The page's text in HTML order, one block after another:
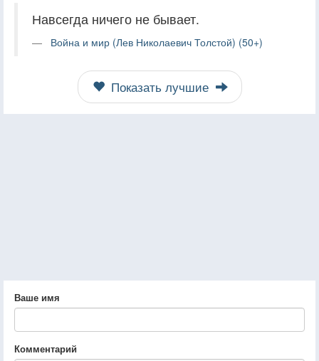
Навсегда ничего не бывает.
Война и мир (Лев Николаевич Толстой) (50+)
Показать лучшие
Ваше имя
Комментарий